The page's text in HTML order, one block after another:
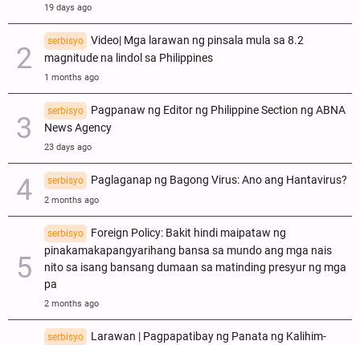
19 days ago
serbisyo
Video| Mga larawan ng pinsala mula sa 8.2
magnitude na lindol sa Philippines
1 months ago
serbisyo
Pagpanaw ng Editor ng Philippine Section ng ABNA
News Agency
23 days ago
serbisyo Paglaganap ng Bagong Virus: Ano ang Hantavirus?
2 months ago
serbisyo
Foreign Policy: Bakit hindi maipataw ng
pinakamakapangyarihang bansa sa mundo ang mga nais
nito sa isang bansang dumaan sa matinding presyur ng mga
pa
2 months ago
serbisyo
Larawan | Pagpapatibay ng Panata ng Kalihim-